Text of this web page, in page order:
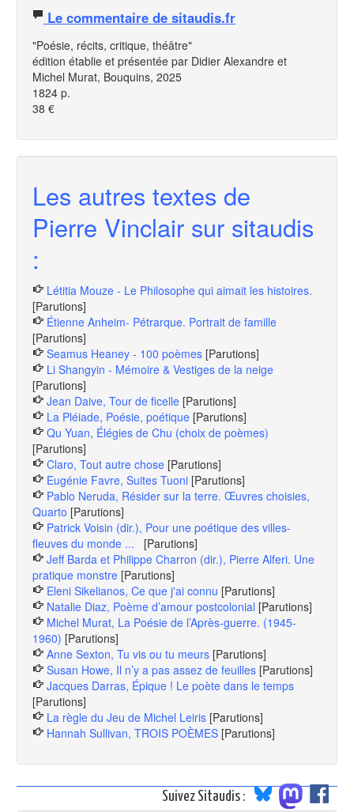
Le commentaire de sitaudis.fr
"Poésie, récits, critique, théâtre"
édition établie et présentée par Didier Alexandre et
Michel Murat, Bouquins, 2025
1824 p.
38 €
Les autres textes de
Pierre Vinclair sur sitaudis
:
Létitia Mouze - Le Philosophe qui aimait les histoires.
[Parutions]
Étienne Anheim- Pétrarque. Portrait de famille
[Parutions]
Seamus Heaney - 100 poèmes [Parutions]
Li Shangyin - Mémoire & Vestiges de la neige
[Parutions]
Jean Daive, Tour de ficelle [Parutions]
La Pléiade, Poésie, poétique [Parutions]
Qu Yuan, Élégies de Chu (choix de poèmes)
[Parutions]
Claro, Tout autre chose [Parutions]
Eugénie Favre, Suites Tuoni [Parutions]
Pablo Neruda, Résider sur la terre. Œuvres choisies,
Quarto [Parutions]
Patrick Voisin (dir.), Pour une poétique des villes-
fleuves du monde ...
[Parutions]
Jeff Barda et Philippe Charron (dir.), Pierre Alferi. Une
pratique monstre [Parutions]
Eleni Sikelianos, Ce que j'ai connu [Parutions]
Natalie Diaz, Poème d’amour postcolonial [Parutions]
Michel Murat, La Poésie de l’Après-guerre. (1945-
1960) [Parutions]
Anne Sexton, Tu vis ou tu meurs [Parutions]
Susan Howe, Il n’y a pas assez de feuilles [Parutions]
Jacques Darras, Épique ! Le poète dans le temps
[Parutions]
La règle du Jeu de Michel Leiris [Parutions]
Hannah Sullivan, TROIS POÈMES [Parutions]
Suivez Sitaudis :